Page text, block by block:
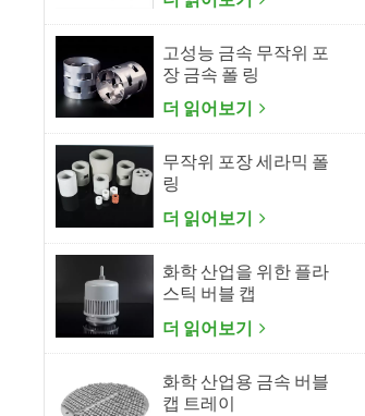
고성능 금속 무작위 포
장 금속 폴 링
더 읽어보기
무작위 포장 세라믹 폴
링
더 읽어보기
화학 산업을 위한 플라
스틱 버블 캡
더 읽어보기
화학 산업용 금속 버블
캡 트레이